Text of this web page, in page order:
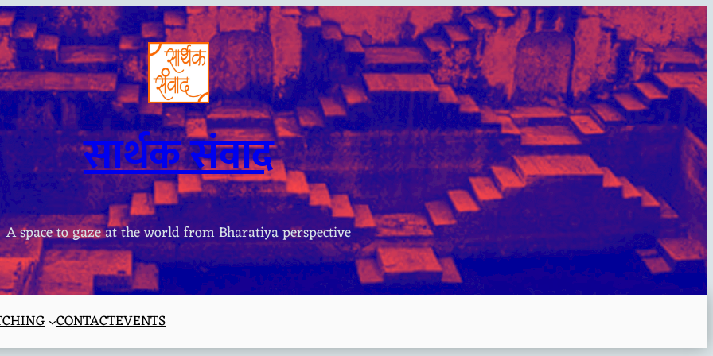
सार्थक संवाद
A space to gaze at the world from Bharatiya perspective
CONTACTEVENTS